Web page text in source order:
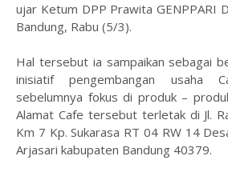
ujar Ketum DPP Prawita GENPPARI
Bandung, Rabu (5/3).
Hal tersebut ia sampaikan sebagai
inisiatif pengembangan usaha
sebelumnya fokus di produk –
Alamat Cafe tersebut terletak di Jl.
Km 7 Kp. Sukarasa RT 04 RW 14
Arjasari kabupaten Bandung 40379.